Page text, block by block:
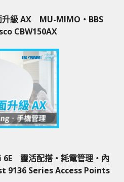
升級 AX MU-MIMO‧BBS
CBW150AX
6E 靈活配搭‧耗電管理‧內
9136 Series Access Points